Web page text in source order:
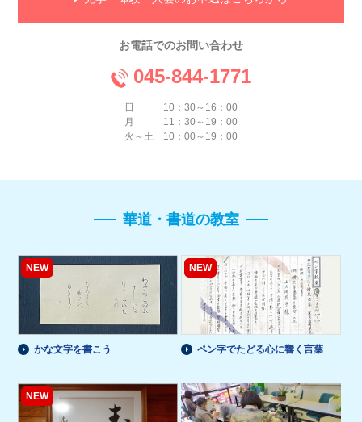
お電話でのお問い合わせ
045-844-1771
日 10：30～16：00
月 11：30～19：00
火～土 10：00～19：00
華道・書道の教室
かな文字を書こう
NEW NEW
ペン字でたどる心に響く言葉
NEW